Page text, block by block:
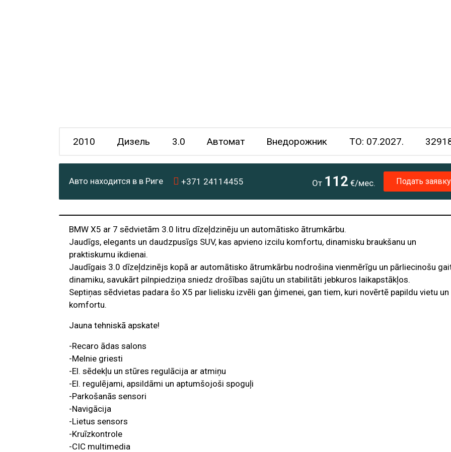
2010 Дизель 3.0 Автомат Внедорожник TO: 07.2027.
Авто находится в в Риге +371 24114455 От 112 €/мес. Подать заявку
BMW X5 ar 7 sēdvietām 3.0 litru dīzeļdzinēju un automātisko ātrumkārbu.
Jaudīgs, elegants un daudzpusīgs SUV, kas apvieno izcilu komfortu, dinamisku braukšanu un
praktiskumu ikdienai.
Jaudīgais 3.0 dīzeļdzinējs kopā ar automātisko ātrumkārbu nodrošina vienmērīgu un pārliecinošu
dinamiku, savukārt pilnpiedziņa sniedz drošības sajūtu un stabilitāti jebkuros laikapstākļos.
Septiņas sēdvietas padara šo X5 par lielisku izvēli gan ģimenei, gan tiem, kuri novērtē papildu vietu un
komfortu.
Jauna tehniskā apskate!
-Recaro ādas salons
-Melnie griesti
-El. sēdekļu un stūres regulācija ar atmiņu
-El. regulējami, apsildāmi un aptumšojoši spoguļi
-Parkošanās sensori
-Navigācija
-Lietus sensors
-Kruīzkontrole
-CIC multimedia